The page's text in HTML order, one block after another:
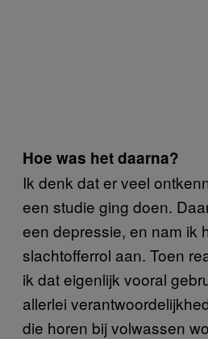
Hoe was het daarna?
Ik denk dat er veel
een studie ging doen.
een depressie, en nam ik
slachtofferrol aan. Toen
ik dat eigenlijk vooral
allerlei
die horen bij volwassen